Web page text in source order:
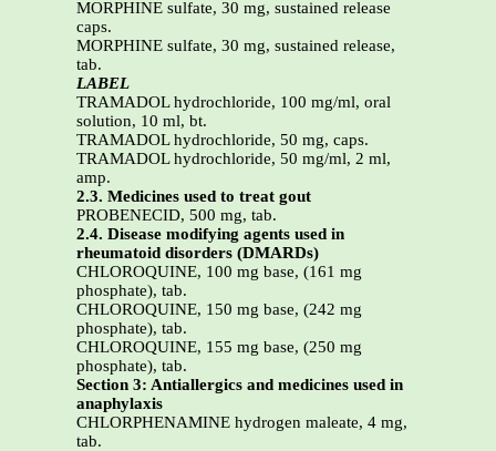
MORPHINE sulfate, 30 mg, sustained release
caps.
MORPHINE sulfate, 30 mg, sustained release,
tab.
LABEL
TRAMADOL hydrochloride, 100 mg/ml, oral
solution, 10 ml, bt.
TRAMADOL hydrochloride, 50 mg, caps.
TRAMADOL hydrochloride, 50 mg/ml, 2 ml,
amp.
2.3. Medicines used to treat gout
PROBENECID, 500 mg, tab.
2.4. Disease modifying agents used in
rheumatoid disorders (DMARDs)
CHLOROQUINE, 100 mg base, (161 mg
phosphate), tab.
CHLOROQUINE, 150 mg base, (242 mg
phosphate), tab.
CHLOROQUINE, 155 mg base, (250 mg
phosphate), tab.
Section 3: Antiallergics and medicines used in
anaphylaxis
CHLORPHENAMINE hydrogen maleate, 4 mg,
tab.